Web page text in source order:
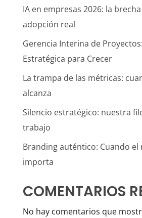
IA en empresas 2026: la
adopción real
Gerencia Interina de
Estratégica para Crecer
La trampa de las métricas:
alcanza
Silencio estratégico: nuestra
trabajo
Branding auténtico: Cuando
importa
COMENTARIOS
No hay comentarios que